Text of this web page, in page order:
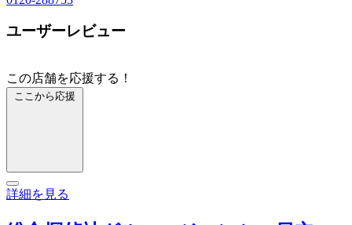
ユーザーレビュー
この店舗を応援する！
ここから応援
詳細を見る